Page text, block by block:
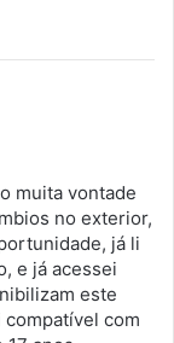
muita vontade
no exterior,
já li
e já acessei
este
com